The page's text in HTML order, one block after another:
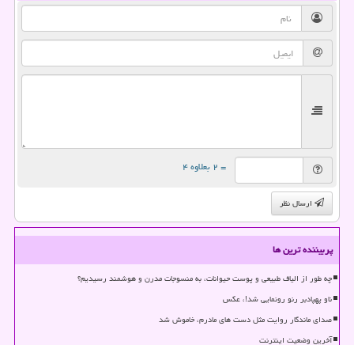
= ۲ بعلاوه ۴
ارسال نظر
پربیننده ترین ها
چه طور از الیاف طبیعی و پوست حیوانات، به منسوجات مدرن و هوشمند رسیدیم؟
ناو پهپادبر رنو رونمایی شد!، عکس
صدای ماندگار روایت مثل دست های مادرم، خاموش شد
آخرین وضعیت اینترنت